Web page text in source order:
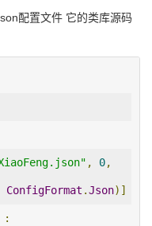
配置文件 它的类库源码
, 0,
ConfigFormat .Json)]
: